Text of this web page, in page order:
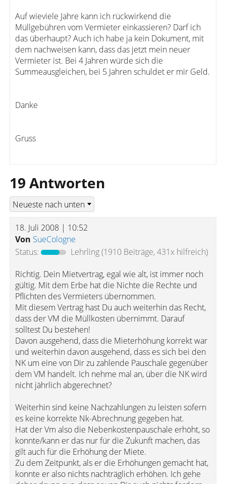
Auf wieviele Jahre kann ich rückwirkend die
Müllgebühren vom Vermieter einkassieren? Darf ich
das überhaupt? Auch ich habe ja kein Dokument, mit
dem nachweisen kann, dass das jetzt mein neuer
Vermieter ist. Bei 4 Jahren würde sich die
Summeausgleichen, bei 5 Jahren schuldet er mir Geld.
Danke
Gruss
19 Antworten
18. Juli 2008 | 10:52
Von SueCologne
Status:
Lehrling(1910 Beiträge, 431x hilfreich)
Richtig. Dein Mietvertrag, egal wie alt, ist immer noch
gültig. Mit dem Erbe hat die Nichte die Rechte und
Pflichten des Vermieters übernommen.
Mit diesem Vertrag hast Du auch weiterhin das Recht,
dass der VM die Müllkosten übernimmt. Darauf
solltest Du bestehen!
Davon ausgehend, dass die Mieterhöhung korrekt war
und weiterhin davon ausgehend, dass es sich bei den
NK um eine von Dir zu zahlende Pauschale gegenüber
dem VM handelt. Ich nehme mal an, über die NK wird
nicht jährlich abgerechnet?
Weiterhin sind keine Nachzahlungen zu leisten sofern
es keine korrekte Nk-Abrechnung gegeben hat.
Hat der Vm also die Nebenkostenpauschale erhöht, so
konnte/kann er das nur für die Zukunft machen, das
gilt auch für die Erhöhung der Miete.
Zu dem Zeitpunkt, als er die Erhöhungen gemacht hat,
konnte er also nichts nachträglich erhöhen. Ich gehe